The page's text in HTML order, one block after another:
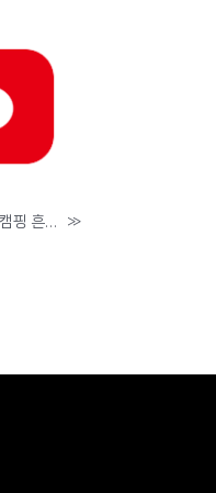
5월 23일부터 개최되는 ‘2025 고카프 킨텍스’ 바로스(VAROOS) 참가, 캠핑 흔들의자 주력으로 소개 »